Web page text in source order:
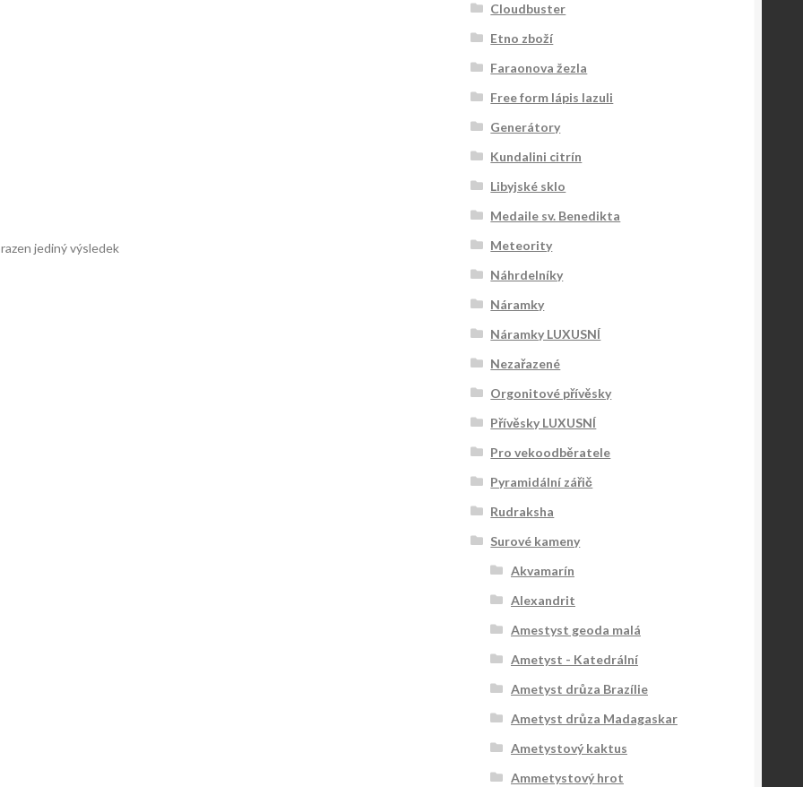
jediný výsledek
Cloudbuster
Etno zboží
Faraonova žezla
Free form lápis lazuli
Generátory
Kundalini citrín
Libyjské sklo
Medaile sv. Benedikta
Meteority
Náhrdelníky
Náramky
Náramky LUXUSNÍ
Nezařazené
Orgonitové přívěsky
Přívěsky LUXUSNÍ
Pro vekoodběratele
Pyramidální zářič
Rudraksha
Surové kameny
Akvamarín
Alexandrit
Amestyst geoda malá
Ametyst - Katedrální
Ametyst drůza Brazílie
Ametyst drůza Madagaskar
Ametystový kaktus
Ammetystový hrot